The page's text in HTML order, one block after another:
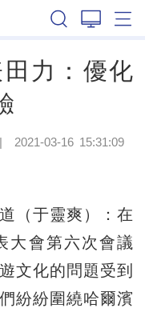
力：優化
2021-03-16 15:31:09
于靈爽）：在
大會第六次會議
文化的問題受到
紛紛圍繞哈爾濱